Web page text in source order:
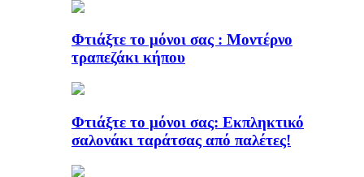
Φτιάξτε το μόνοι σας : Μοντέρνο
τραπεζάκι κήπου
Φτιάξτε το μόνοι σας: Εκπληκτικό
σαλονάκι ταράτσας από παλέτες!